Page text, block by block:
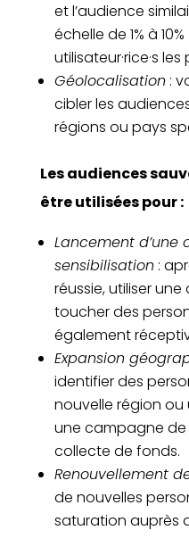
et l’audience
échelle de 1% à
utilisateur·rice·s
Géolocalisation :
cibler les
régions ou pays
Les audiences
être utilisées pour :
Lancement
sensibilisation :
réussie, utiliser
toucher des
également
Expansion
identifier des
nouvelle région
une campagne de
collecte de fonds.
Renouvellement
de nouvelles
saturation auprès